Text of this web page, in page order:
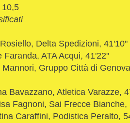
10,5
Delta Spedizioni, 41'10"
Faranda, ATA Acqui, 41'22"
Mannori, Gruppo Città di
Bavazzano, Atletica Varazze,
Fagnoni, Sai Frecce Bianche,
Caraffini, Podistica Peralto,